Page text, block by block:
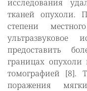
исследования
тканей опухоли.
степени
ультразвуковое
предоставить
границах
томографией [8].
поражения